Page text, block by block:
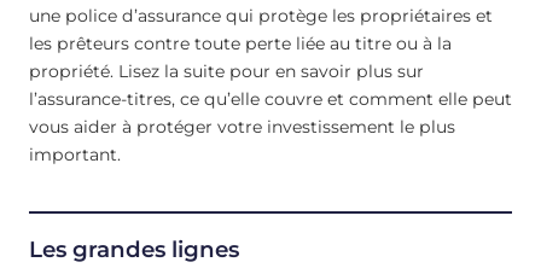
une police d’assurance qui protège les propriétaires et
les prêteurs contre toute perte liée au titre ou à la
propriété. Lisez la suite pour en savoir plus sur
l’assurance-titres, ce qu’elle couvre et comment elle peut
vous aider à protéger votre investissement le plus
important.
Les grandes lignes